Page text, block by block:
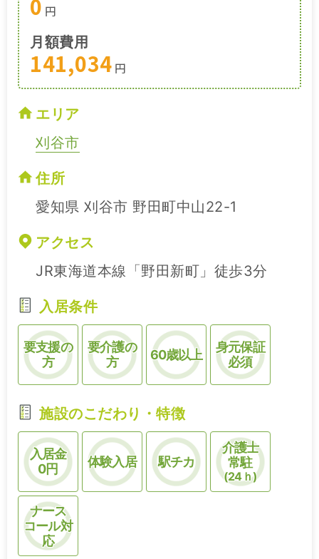
0 円
月額費用
141,034 円
エリア
刈谷市
住所
愛知県 刈谷市 野田町中山22-1
アクセス
JR東海道本線「野田新町」徒歩3分
入居条件
要支援の
方
要介護の
方
60歳以上
身元保証
必須
施設のこだわり・特徴
入居金
0円
体験入居 駅チカ
介護士
常駐
(24ｈ)
ナース
コール対
応